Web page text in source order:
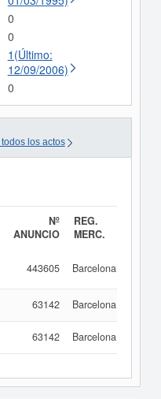
0
0
1(Último:
12/09/2006)
0
todos los actos
Nº
ANUNCIO
REG.
MERC.
443605 Barcelona
63142 Barcelona
63142 Barcelona